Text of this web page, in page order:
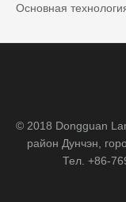
Основная
© 2018 Dongguan
район Дунчэн,
Тел. +86-